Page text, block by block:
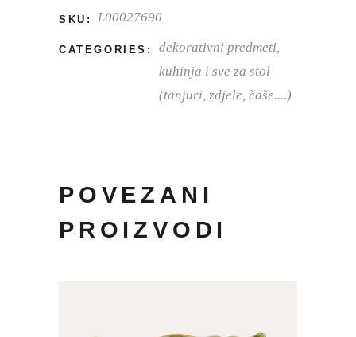
SKU: L00027690
CATEGORIES: dekorativni predmeti,
kuhinja i sve za stol
(tanjuri, zdjele, čaše....)
POVEZANI
PROIZVODI